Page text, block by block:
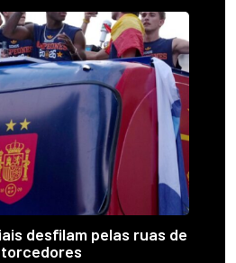
desfilam pelas ruas de